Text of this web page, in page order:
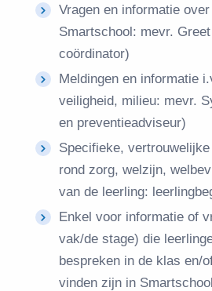
Vragen en informatie
Smartschool: mevr.
coördinator)
Meldingen en informatie
veiligheid, milieu: mevr.
en preventieadviseur)
Specifieke,
rond zorg, welzijn,
van de leerling:
Enkel voor informatie of
vak/de stage) die
bespreken in de klas en/
vinden zijn in